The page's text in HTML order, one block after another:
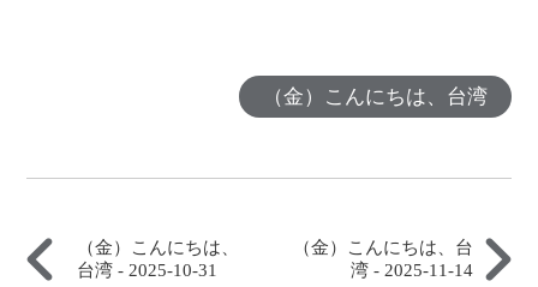
（金）こんにちは、台湾
（金）こんにちは、
台湾 - 2025-10-31
（金）こんにちは、台
湾 - 2025-11-14